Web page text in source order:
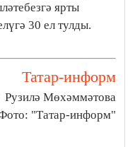
ярты
30 ел тулды.
Татар-информ
Мөхәммәтова
"Татар-информ"